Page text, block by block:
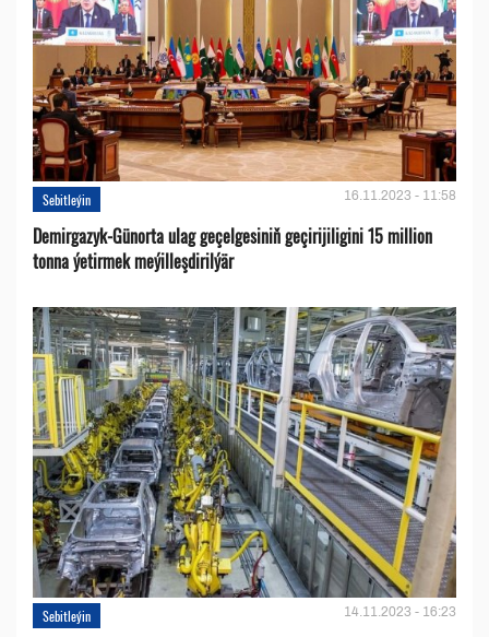
Sebitleýin 16.11.2023 - 11:58
Demirgazyk-Günorta ulag geçelgesiniň geçirijiligini 15 million
tonna ýetirmek meýilleşdirilýär
Sebitleýin 14.11.2023 - 16:23